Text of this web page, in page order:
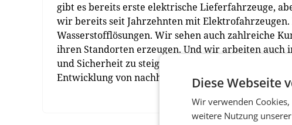
gibt es bereits erste elektrische Lieferfahrzeuge,
wir bereits seit Jahrzehnten mit
Wasserstofflösungen. Wir sehen auch zahlreiche
ihren Standorten erzeugen. Und wir arbeiten auch
und Sicherheit zu steigern. All das verdeutlicht,
Entwicklung von nachhaltigen Technologien
Diese Webseite
Wir verwenden
weitere Nutzung